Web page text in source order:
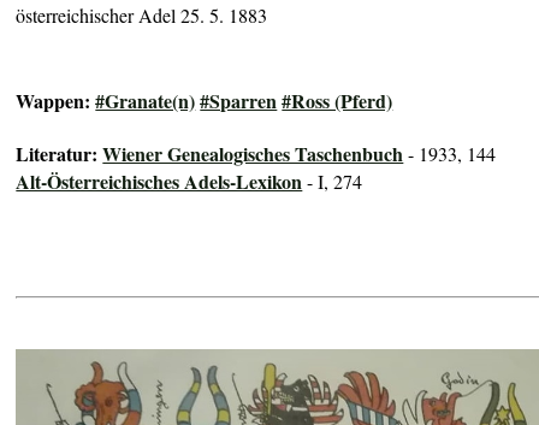
österreichischer Adel 25. 5. 1883
Wappen:#Granate(n)#Sparren #Ross (Pferd)
Literatur:Wiener Genealogisches Taschenbuch - 1933, 144
Alt-Österreichisches Adels-Lexikon - I, 274